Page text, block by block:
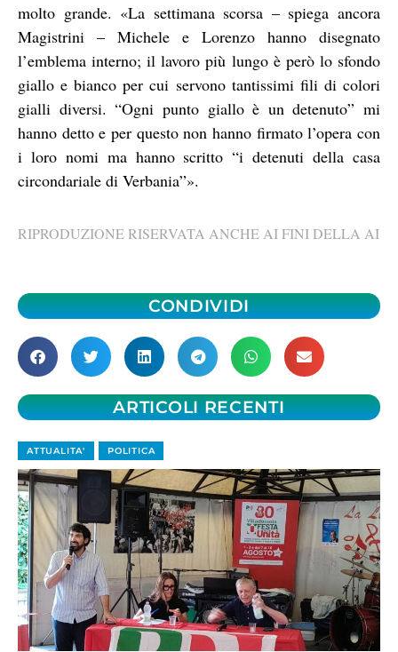
molto grande. «La settimana scorsa – spiega ancora
Magistrini – Michele e Lorenzo hanno disegnato
l’emblema interno; il lavoro più lungo è però lo sfondo
giallo e bianco per cui servono tantissimi fili di colori
gialli diversi. “Ogni punto giallo è un detenuto” mi
hanno detto e per questo non hanno firmato l’opera con
i loro nomi ma hanno scritto “i detenuti della casa
circondariale di Verbania”».
RIPRODUZIONE RISERVATA ANCHE AI FINI DELLA AI
CONDIVIDI
ARTICOLI RECENTI
ATTUALITA' POLITICA